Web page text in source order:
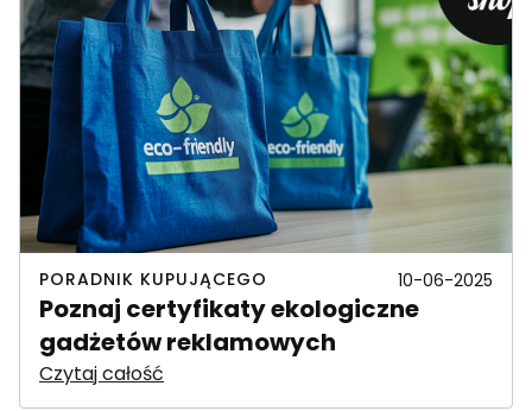
PORADNIK KUPUJĄCEGO 10-06-2025
Poznaj certyfikaty ekologiczne
gadżetów reklamowych
Czytaj całość